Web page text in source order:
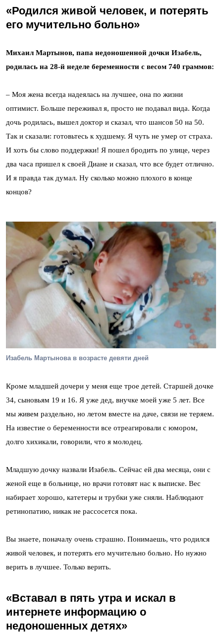
«Родился живой человек, и потерять
его мучительно больно»
Михаил Мартынов, папа недоношенной дочки Изабель,
родилась на 28-й неделе беременности с весом 740 граммов:
– Моя жена всегда надеялась на лучшее, она по жизни
оптимист. Больше переживал я, просто не подавал вида. Когда
дочь родилась, вышел доктор и сказал, что шансов 50 на 50.
Так и сказали: готовьтесь к худшему. Я чуть не умер от страха.
И хоть бы слово поддержки! Я пошел бродить по улице, через
два часа пришел к своей Диане и сказал, что все будет отлично.
И я правда так думал. Ну сколько можно плохого в конце
концов?
Изабель Мартынова в возрасте девяти дней
Кроме младшей дочери у меня еще трое детей. Старшей дочке
34, сыновьям 19 и 16. Я уже дед, внучке моей уже 5 лет. Все
мы живем раздельно, но летом вместе на даче, связи не теряем.
На известие о беременности все отреагировали с юмором,
долго хихикали, говорили, что я молодец.
Младшую дочку назвали Изабель. Сейчас ей два месяца, они с
женой еще в больнице, но врачи готовят нас к выписке. Вес
набирает хорошо, катетеры и трубки уже сняли. Наблюдают
ретинопатию, никак не рассосется пока.
Вы знаете, поначалу очень страшно. Понимаешь, что родился
живой человек, и потерять его мучительно больно. Но нужно
верить в лучшее. Только верить.
«Вставал в пять утра и искал в
интернете информацию о
недоношенных детях»